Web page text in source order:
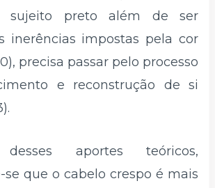
sujeito preto além de ser
inerências impostas pela cor
precisa passar pelo processo
e reconstrução de si
aportes teóricos,
que o cabelo crespo é mais